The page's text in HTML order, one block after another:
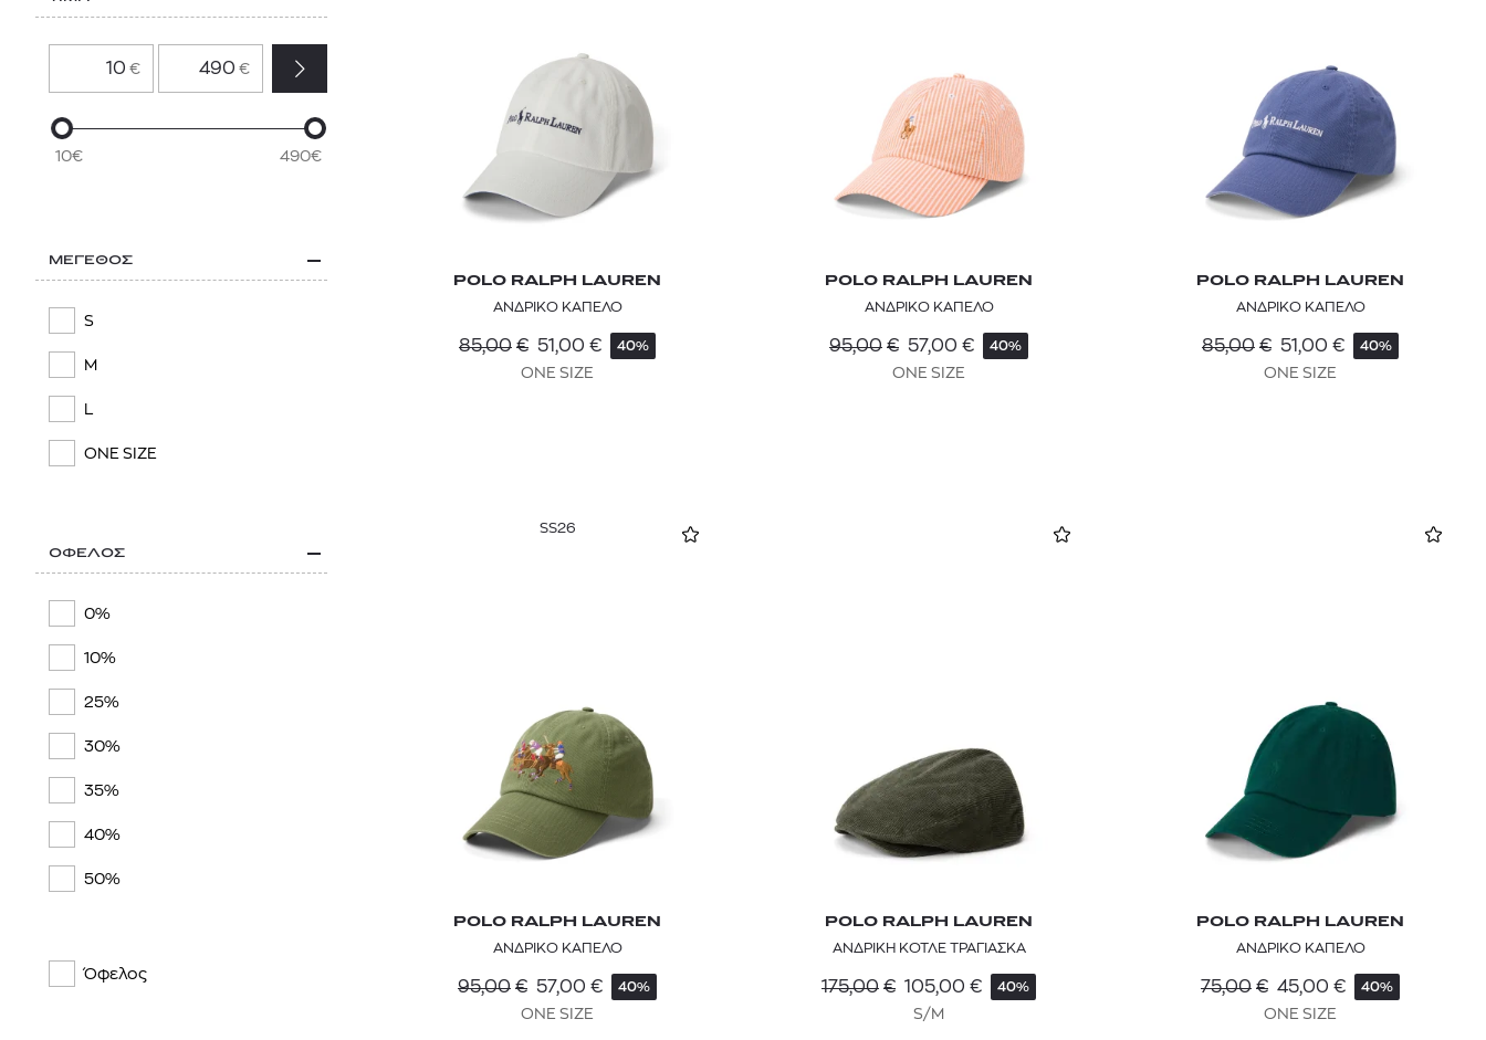
SERVICE WORKS
THE NORTH FACE
Ροζ
Πολύχρωμο
€ €
10€ 490€
ΜΕΓΕΘΟΣ
S
M
L
ONE SIZE
ΟΦΕΛΟΣ
0%
10%
25%
30%
35%
40%
50%
Όφελος
POLO RALPH LAUREN
ΑΝΔΡΙΚΟ ΚΑΠΕΛΟ
85,00 € 51,00 € 40%
ONE SIZE
POLO RALPH LAUREN
ΑΝΔΡΙΚΟ ΚΑΠΕΛΟ
95,00 € 57,00 € 40%
ONE SIZE
POLO RALPH LAUREN
ΑΝΔΡΙΚΟ ΚΑΠΕΛΟ
85,00 € 51,00 € 40%
ONE SIZE
SS26
POLO RALPH LAUREN
ΑΝΔΡΙΚΟ ΚΑΠΕΛΟ
95,00 € 57,00 € 40%
ONE SIZE
POLO RALPH LAUREN
ΑΝΔΡΙΚΗ ΚΟΤΛΕ ΤΡΑΓΙΑΣΚΑ
175,00 € 105,00 € 40%
S/M
POLO RALPH LAUREN
ΑΝΔΡΙΚΟ ΚΑΠΕΛΟ
75,00 € 45,00 € 40%
ONE SIZE